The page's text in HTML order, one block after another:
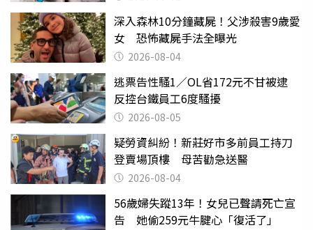
深入森林10分鐘藏屍！父涉殺害9歲愛
女 恐怖藏屍手法全曝光
2026-08-04
逃票告性騷1／OL省172元不甘被逮
反控台鐵員工6度騷擾
2026-08-05
疑勞資糾紛！新莊好市多前員工持刀
登賣場頂樓 母苦勸急送醫
2026-08-04
56歲婦失蹤13年！女兒已聲請死亡宣
告 她偷259元牛腱心「復活了」